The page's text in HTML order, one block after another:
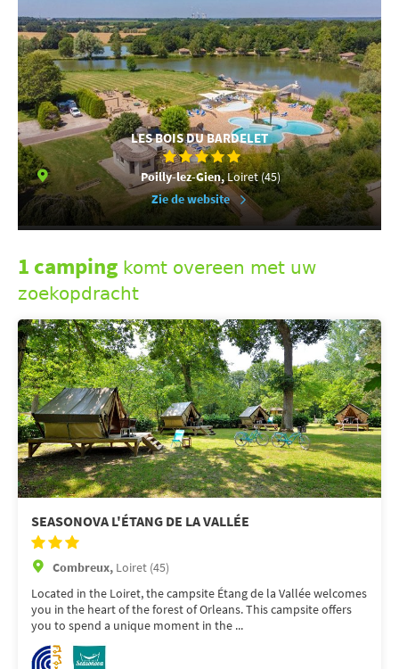
LES BOIS DU BARDELET
Poilly-lez-Gien,Loiret (45)
Zie de website
1 camping komt overeen met uw
zoekopdracht
SEASONOVA L'ÉTANG DE LA VALLÉE
Combreux, Loiret (45)
Located in the Loiret, the campsite Étang de la Vallée welcomes
you in the heart of the forest of Orleans. This campsite offers
you to spend a unique moment in the ...